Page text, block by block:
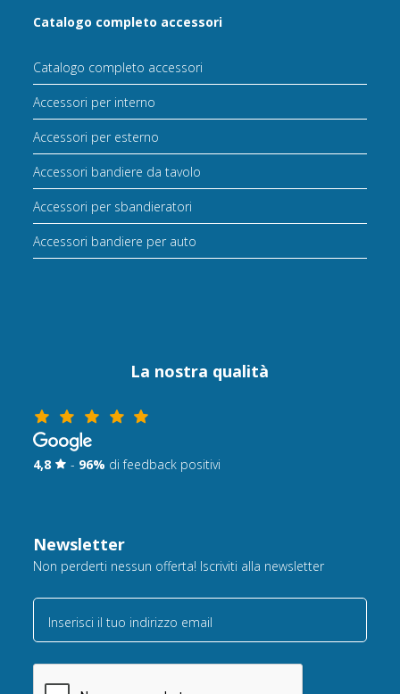
Catalogo completo accessori
Catalogo completo accessori
Accessori per interno
Accessori per esterno
Accessori bandiere da tavolo
Accessori per sbandieratori
Accessori bandiere per auto
La nostra qualità
4,8 - 96% di feedback positivi
Newsletter
Non perderti nessun offerta! Iscriviti alla newsletter
Inserisci il tuo indirizzo email